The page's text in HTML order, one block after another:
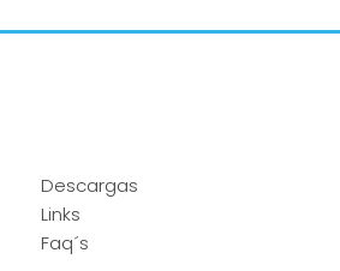
Descargas
Links
Faq´s